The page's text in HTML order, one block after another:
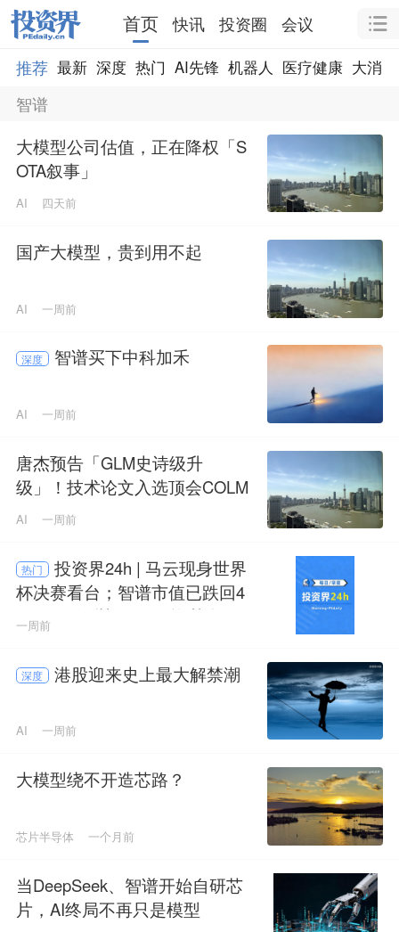
首页 快讯 投资圈
会议
推荐 最新 深度 热门 AI先锋 机器人 医疗健康 大消费
智谱
大模型公司估值，正在降权「S
OTA叙事」
AI 四天前
国产大模型，贵到用不起
AI 一周前
深度 智谱买下中科加禾
AI 一周前
唐杰预告「GLM史诗级升
级」！技术论文入选顶会COLM
AI 一周前
热门
投资界24h | 马云现身世界
杯决赛看台；智谱市值已跌回4
000亿；深圳100亿国资基金成
一周前
深度 港股迎来史上最大解禁潮
AI 一周前
大模型绕不开造芯路？
芯片半导体 一个月前
当DeepSeek、智谱开始自研芯
片，AI终局不再只是模型